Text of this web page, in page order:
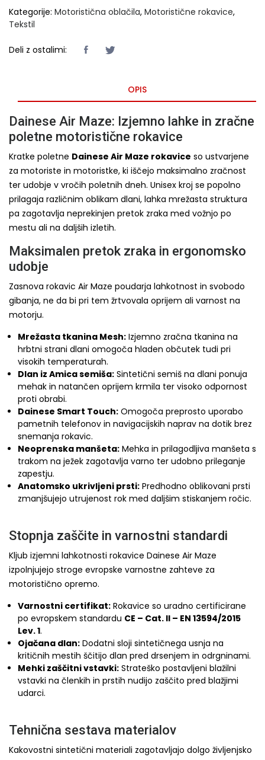
Kategorije: Motoristična oblačila, Motoristične rokavice,
Tekstil
Deli z ostalimi:
OPIS
Dainese Air Maze: Izjemno lahke in zračne
poletne motoristične rokavice
Kratke poletne Dainese Air Maze rokavice so ustvarjene
za motoriste in motoristke, ki iščejo maksimalno zračnost
ter udobje v vročih poletnih dneh. Unisex kroj se popolno
prilagaja različnim oblikam dlani, lahka mrežasta struktura
pa zagotavlja neprekinjen pretok zraka med vožnjo po
mestu ali na daljših izletih.
Maksimalen pretok zraka in ergonomsko
udobje
Zasnova rokavic Air Maze poudarja lahkotnost in svobodo
gibanja, ne da bi pri tem žrtvovala oprijem ali varnost na
motorju.
Mrežasta tkanina Mesh: Izjemno zračna tkanina na
hrbtni strani dlani omogoča hladen občutek tudi pri
visokih temperaturah.
Dlan iz Amica semiša: Sintetični semiš na dlani ponuja
mehak in natančen oprijem krmila ter visoko odpornost
proti obrabi.
Dainese Smart Touch: Omogoča preprosto uporabo
pametnih telefonov in navigacijskih naprav na dotik brez
snemanja rokavic.
Neoprenska manšeta: Mehka in prilagodljiva manšeta s
trakom na ježek zagotavlja varno ter udobno prileganje
zapestju.
Anatomsko ukrivljeni prsti: Predhodno oblikovani prsti
zmanjšujejo utrujenost rok med daljšim stiskanjem ročic.
Stopnja zaščite in varnostni standardi
Kljub izjemni lahkotnosti rokavice Dainese Air Maze
izpolnjujejo stroge evropske varnostne zahteve za
motoristično opremo.
Varnostni certifikat: Rokavice so uradno certificirane
po evropskem standardu CE – Cat. II – EN 13594/2015
Lev. 1.
Ojačana dlan: Dodatni sloji sintetičnega usnja na
kritičnih mestih ščitijo dlan pred drsenjem in odrgninami.
Mehki zaščitni vstavki: Strateško postavljeni blažilni
vstavki na členkih in prstih nudijo zaščito pred blažjimi
udarci.
Tehnična sestava materialov
Kakovostni sintetični materiali zagotavljajo dolgo življenjsko